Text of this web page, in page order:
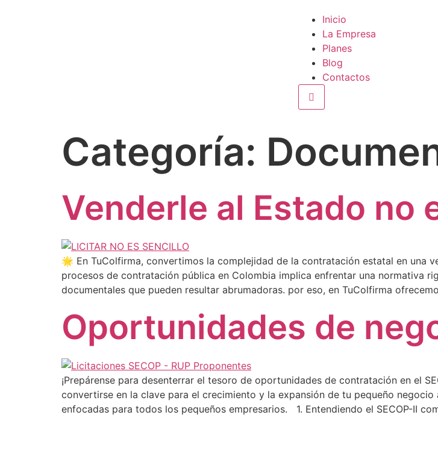
Inicio
La Empresa
Planes
Blog
Contactos
Menú conmutador
Categoría:
Venderle al Estado no
🌟 En TuColfirma, convertimos la complejidad de la contratación estatal en una
procesos de contratación pública en Colombia implica enfrentar una normativa
documentales que pueden resultar abrumadoras. por eso, en TuColfirma
Oportunidades de
¡Prepárense para desenterrar el tesoro de oportunidades de contratación en el
convertirse en la clave para el crecimiento y la expansión de tu pequeño
enfocadas para todos los pequeños empresarios. 1. Entendiendo el SECOP-II